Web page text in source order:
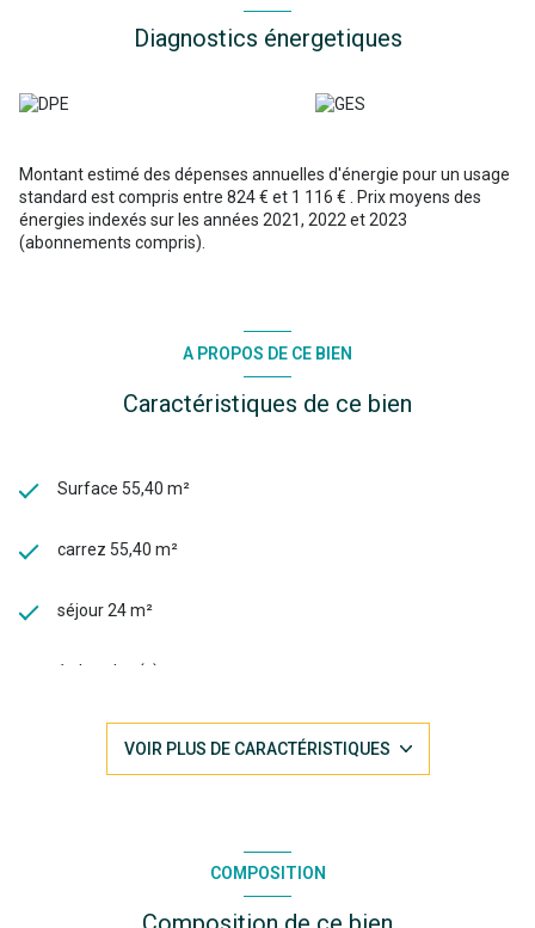
Diagnostics énergetiques
Montant estimé des dépenses annuelles d'énergie pour un usage
standard est compris entre 824 € et 1 116 € . Prix moyens des
énergies indexés sur les années 2021, 2022 et 2023
(abonnements compris).
A PROPOS DE CE BIEN
Caractéristiques de ce bien
Surface 55,40 m²
carrez 55,40 m²
séjour 24 m²
1 chambre(s)
Chauffage individuel : convecteur (electrique)
VOIR PLUS DE CARACTÉRISTIQUES
COMPOSITION